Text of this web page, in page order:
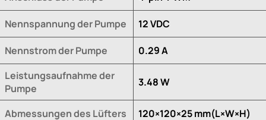
Nennspannung der Pumpe 12 VDC
Nennstrom der Pumpe
0.29 A
Leistungsaufnahme der
Pumpe
3.48 W
Abmessungen des Lüfters 120×120×25 mm(L×W×H)